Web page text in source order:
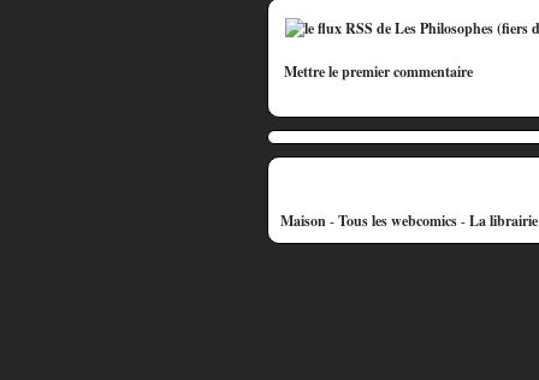
Mettre le premier commentaire
Maison-Tous les webcomics-La